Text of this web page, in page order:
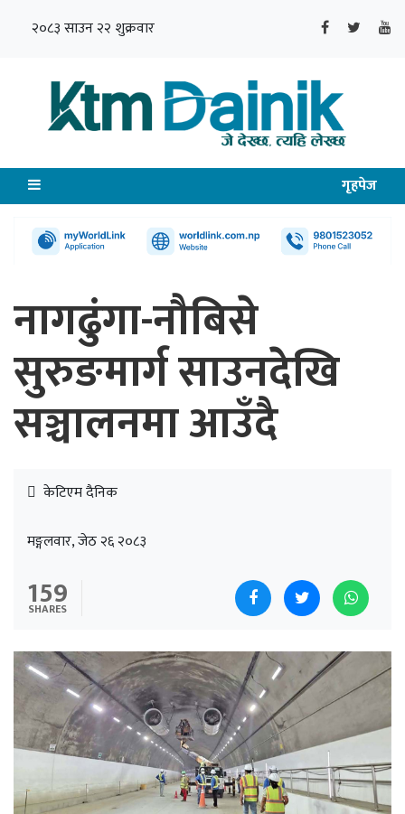
२०८३ साउन २२ शुक्रवार
गृहपेज
नागढुंगा-नौबिसे
सुरुङमार्ग साउनदेखि
सञ्चालनमा आउँदै
केटिएम दैनिक
मङ्गलवार, जेठ २६ २०८३
159
SHARES